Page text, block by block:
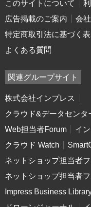
このサイトについて
広告掲載のご案内
会
特定商取引法に基づく
よくある質問
関連グループサイト
株式会社インプレス
クラウド&データセンタ
Web担当者Forum
イ
クラウド Watch
ネットショップ担当者
ネットショップ担当者
Impress Business